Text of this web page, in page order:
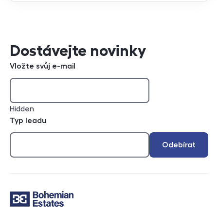
Dostávejte novinky
Vložte svůj e-mail
Hidden
Typ leadu
Odebírat